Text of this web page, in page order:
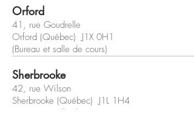
Orford
41, rue Goudrelle
Orford (Québec) J1X 0H1
(Bureau et salle de cours)
Sherbrooke
42, rue Wilson
Sherbrooke (Québec) J1L 1H4
(Bureau et salle de cours)